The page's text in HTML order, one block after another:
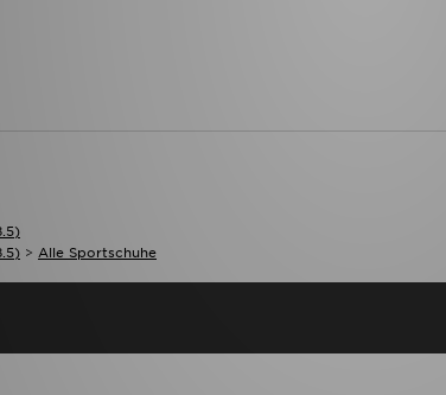
> Alle Sportschuhe